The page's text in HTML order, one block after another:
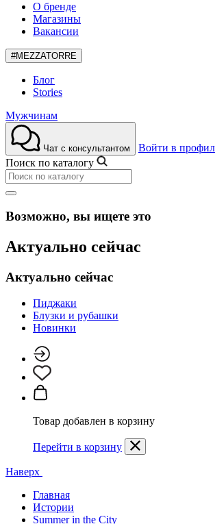
О бренде
Магазины
Вакансии
#MEZZATORRE
Блог
Stories
Мужчинам
Чат с консультантом
Войти в
Поиск по каталогу
Возможно, вы ищете это
Актуально сейчас
Актуально сейчас
Пиджаки
Блузки и рубашки
Новинки
Товар добавлен в корзину
Перейти в корзину
Наверх
Главная
Истории
Summer in the City